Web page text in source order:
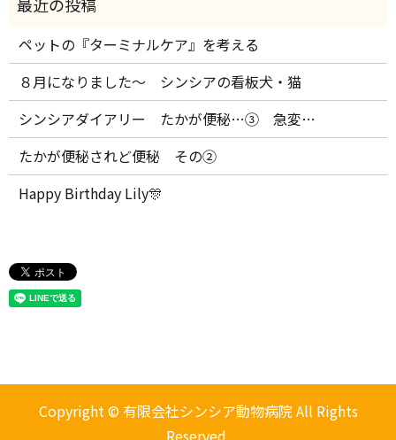
ペットの『ターミナルケア』を考える
８月になりました～ シンシアの看板犬・猫
シンシアダイアリー たかが便秘…③ 急変…
たかが便秘されど便秘 その②
Happy Birthday Lily🎊
Copyright © 有限会社シンシア動物病院 All Rights
Reserved.